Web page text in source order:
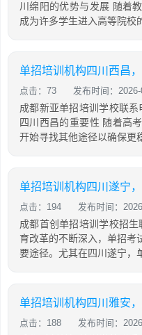
川绵阳的优势与发展 随着
成为许多学生进入高等院校
单招培训机构四川西昌
点击：73 发布时间：
成都新亚单招培训学校联
四川西昌的重要性 随着高
开始寻找其他途径以确保更
单招培训机构四川遂宁
点击：194 发布时间：
成都首创单招培训学校招
育改革的不断深入，单招考
要途径。尤其在四川遂宁，
单招培训机构四川雅安
点击：188 发布时间：